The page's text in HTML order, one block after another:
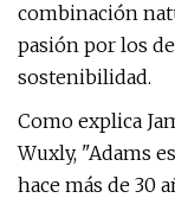
combinación
pasión por los
sostenibilidad.
Como explica
Wuxly, "Adams
hace más de 30